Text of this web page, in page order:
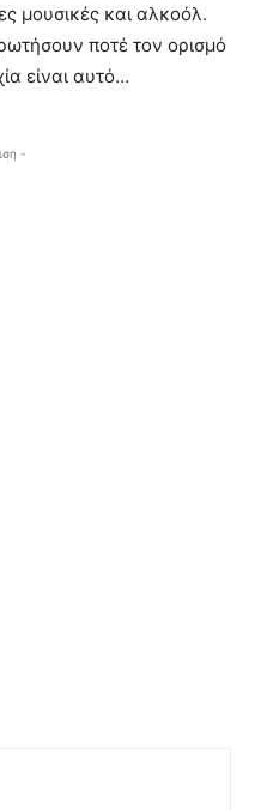
μουσικές και αλκοόλ.
ποτέ τον ορισμό
είναι αυτό…
-